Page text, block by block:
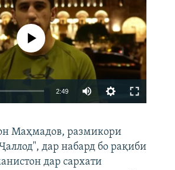
240p 360p 480p
кор намекунад
2:49
360p
480p
Маҳмадов, размикори
дар набард бо рақиби
дар сархати